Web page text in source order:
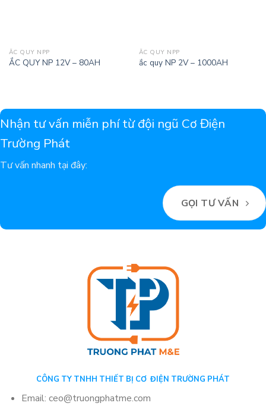
ẮC QUY NPP
ẮC QUY NP 12V – 80AH
ẮC QUY NPP
ắc quy NP 2V – 1000AH
Nhận tư vấn miễn phí từ đội ngũ Cơ Điện
Trường Phát
Tư vấn nhanh tại đây:
GỌI TƯ VẤN
CÔNG TY TNHH THIẾT BỊ CƠ ĐIỆN TRƯỜNG PHÁT
Email: ceo@truongphatme.com